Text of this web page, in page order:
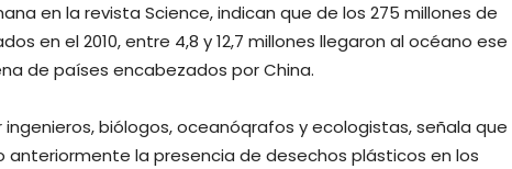
en la revista Science, indican que de los 275 millones de
en el 2010, entre 4,8 y 12,7 millones llegaron al océano ese
de países encabezados por China.
biólogos, oceanóqrafos y ecologistas, señala que
la presencia de desechos plásticos en los